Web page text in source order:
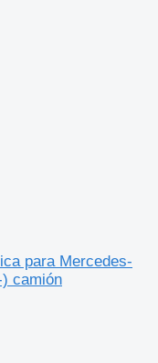
para Mercedes-
camión